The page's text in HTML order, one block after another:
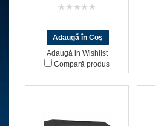
Adaugă in Wishlist
Compară produs